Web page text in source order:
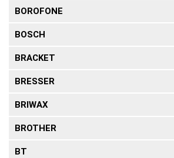
BOROFONE
BOSCH
BRACKET
BRESSER
BRIWAX
BROTHER
BT